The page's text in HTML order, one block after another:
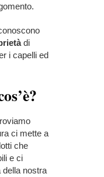
di
i capelli ed
ci mette a
che
e ci
della nostra